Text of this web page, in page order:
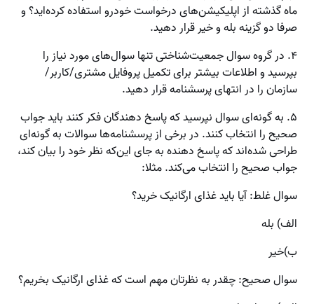
ماه گذشته از اپلیکیشن‌های درخواست خودرو استفاده کرده‌اید؟ و
صرفا دو گزینه بله و خیر قرار دهید.
۴. در گروه سوال جمعیت‌شناختی تنها سوال‌های مورد نیاز را
بپرسید و اطلاعات بیشتر برای تکمیل پروفایل مشتری/کاربر/
سازمان را در انتهای پرسشنامه قرار دهید.
۵. به گونه‌ای سوال نپرسید که پاسخ دهندگان فکر کنند باید جواب
صحیح را انتخاب کنند. در برخی از پرسشنامه‌ها سوالات به گونه‌ای
طراحی شده‌اند که پاسخ دهنده به جای این‌که نظر خود را بیان کند،
جواب صحیح را انتخاب می‌کند. مثلا:
سوال غلط: آیا باید غذای ارگانیک خرید؟
الف) بله
ب)خیر
سوال صحیح: چقدر به نظرتان مهم است که غذای ارگانیک بخریم؟